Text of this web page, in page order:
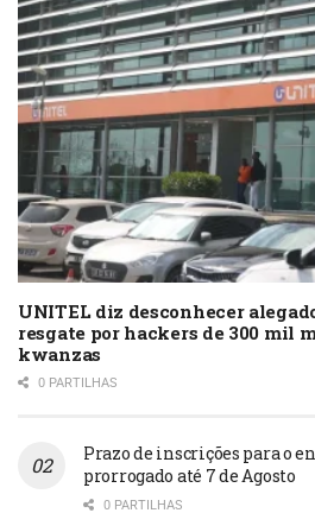
UNITA, foram unanimes
processo não é incomum
exemplo de outras
se trata de nenhum golpe de
cumprimento de um
constitucional sufragado
poder, MPLA. O presidente
defendeu que os cidadãos
os seus direitos e os seus
o direito de que, por via dos
representantes eleitos na
Nacional para defender os
destituir o Presidente da
UNITEL diz desconhecer
resgate por hackers de 300 mil
kwanzas
0 PARTILHAS
Prazo de inscrições para o
prorrogado até 7 de Agosto
0 PARTILHAS